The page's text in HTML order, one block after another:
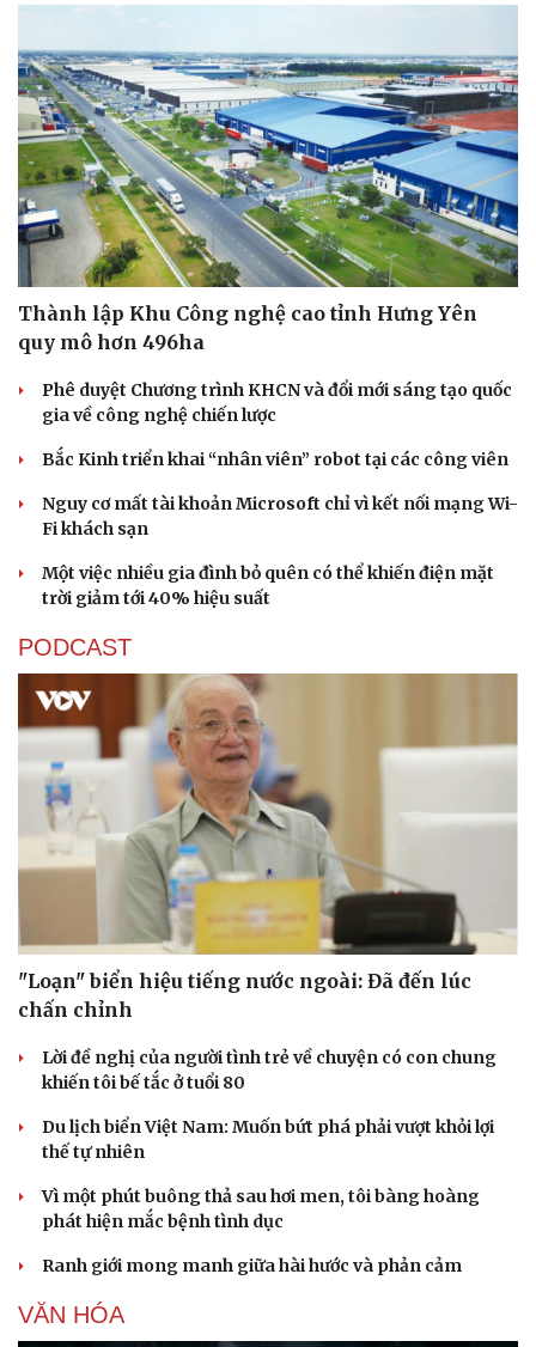
Ăn sạch sống khỏe
Thành lập Khu Công nghệ cao tỉnh Hưng Yên
quy mô hơn 496ha
Phê duyệt Chương trình KHCN và đổi mới sáng tạo quốc
gia về công nghệ chiến lược
Bắc Kinh triển khai “nhân viên” robot tại các công viên
Nguy cơ mất tài khoản Microsoft chỉ vì kết nối mạng Wi-
Fi khách sạn
Một việc nhiều gia đình bỏ quên có thể khiến điện mặt
trời giảm tới 40% hiệu suất
PODCAST
"Loạn" biển hiệu tiếng nước ngoài: Đã đến lúc
chấn chỉnh
Lời đề nghị của người tình trẻ về chuyện có con chung
khiến tôi bế tắc ở tuổi 80
Du lịch biển Việt Nam: Muốn bứt phá phải vượt khỏi lợi
thế tự nhiên
Vì một phút buông thả sau hơi men, tôi bàng hoàng
phát hiện mắc bệnh tình dục
Ranh giới mong manh giữa hài hước và phản cảm
VĂN HÓA